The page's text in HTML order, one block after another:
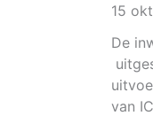
15
De
van